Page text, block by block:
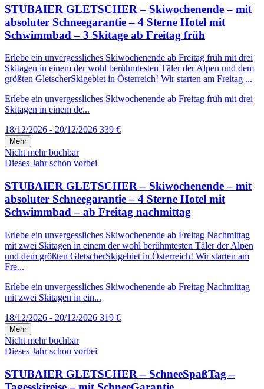
STUBAIER GLETSCHER – Skiwochenende – mit
absoluter Schneegarantie – 4 Sterne Hotel mit
Schwimmbad – 3 Skitage ab Freitag früh
Erlebe ein unvergessliches Skiwochenende ab Freitag früh mit drei
Skitagen in einem der wohl berühmtesten Täler der Alpen und dem
größten GletscherSkigebiet in Österreich! Wir starten am Freitag ...
Erlebe ein unvergessliches Skiwochenende ab Freitag früh mit drei
Skitagen in einem de...
18/12/2026 - 20/12/2026 339 €
Mehr
Nicht mehr buchbar
Dieses Jahr schon vorbei
STUBAIER GLETSCHER – Skiwochenende – mit
absoluter Schneegarantie – 4 Sterne Hotel mit
Schwimmbad – ab Freitag nachmittag
Erlebe ein unvergessliches Skiwochenende ab Freitag Nachmittag
mit zwei Skitagen in einem der wohl berühmtesten Täler der Alpen
und dem größten GletscherSkigebiet in Österreich! Wir starten am
Fre...
Erlebe ein unvergessliches Skiwochenende ab Freitag Nachmittag
mit zwei Skitagen in ein...
18/12/2026 - 20/12/2026 319 €
Mehr
Nicht mehr buchbar
Dieses Jahr schon vorbei
STUBAIER GLETSCHER – SchneeSpaßTag –